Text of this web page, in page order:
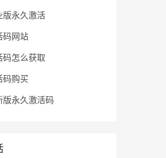
永久激活
码网站
怎么获取
购买
永久激活码